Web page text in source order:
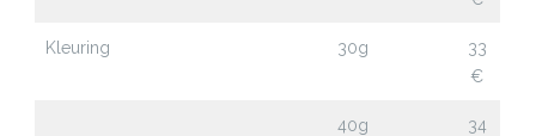
Kleuring 30g
33
€
40g
34